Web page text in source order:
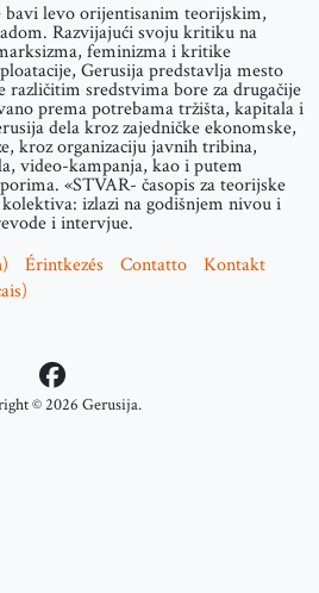
levo orijentisanim teorijskim,
Razvijajući svoju kritiku na
feminizma i kritike
Gerusija predstavlja mesto
sredstvima bore za drugačije
prema potrebama tržišta, kapitala i
dela kroz zajedničke ekonomske,
kroz organizaciju javnih tribina,
video-kampanja, kao i putem
«STVAR- časopis za teorijske
izlazi na godišnjem nivou i
i intervjue.
Érintkezés Contatto
Kontakt
© 2026 Gerusija.